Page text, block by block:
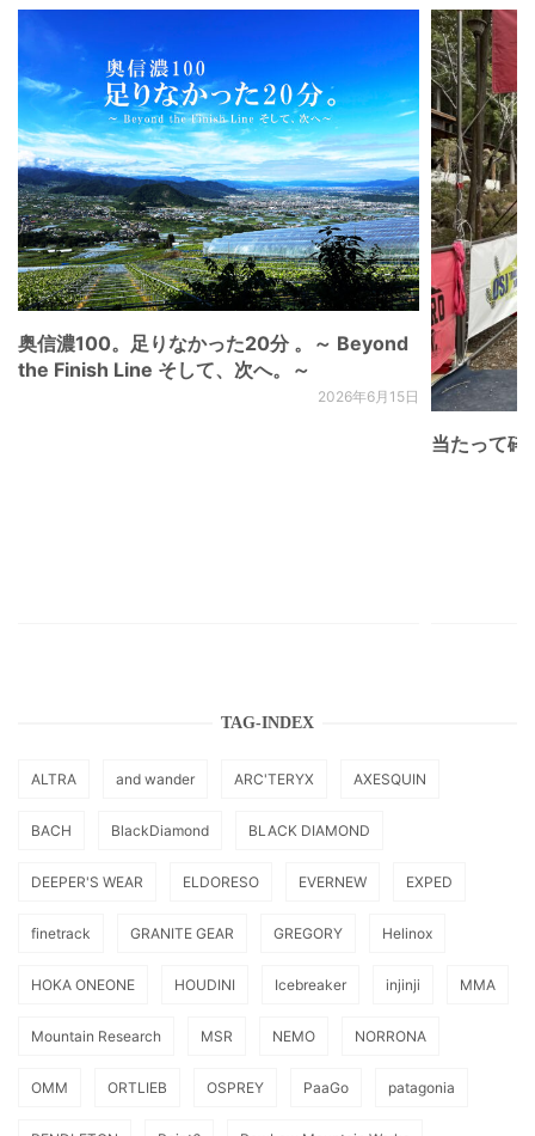
奥信濃100。足りなかった20分 。～ Beyond
the Finish Line そして、次へ。～
2026年6月15日
当たって砕
TAG-INDEX
ALTRA and wander ARC'TERYX AXESQUIN
BACH BlackDiamond BLACK DIAMOND
DEEPER'S WEAR ELDORESO EVERNEW EXPED
finetrack GRANITE GEAR GREGORY Helinox
HOKA ONEONE HOUDINI Icebreaker injinji MMA
Mountain Research MSR NEMO NORRONA
OMM ORTLIEB OSPREY PaaGo patagonia